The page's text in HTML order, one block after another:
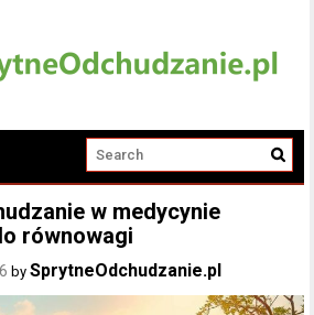
w medycynie
równowagi
bySprytneOdchudzanie.pl